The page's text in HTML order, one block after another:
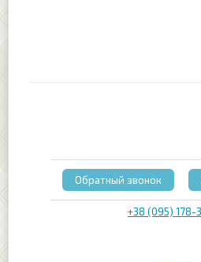
+38 (095) 178-
Обратный звонок